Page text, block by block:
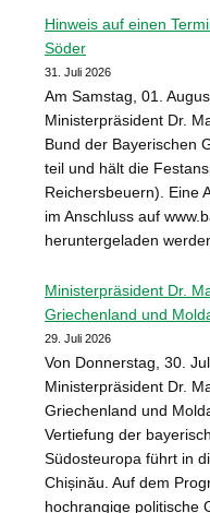
Hinweis auf einen
Söder
31. Juli 2026
Am Samstag, 01.
Ministerpräsident Dr.
Bund der Bayerischen
teil und hält die
Reichersbeuern). Eine
im Anschluss auf
heruntergeladen
Ministerpräsident Dr.
Griechenland und
29. Juli 2026
Von Donnerstag, 30.
Ministerpräsident Dr.
Griechenland und
Vertiefung der
Südosteuropa führt in
Chișinău. Auf dem
hochrangige politische